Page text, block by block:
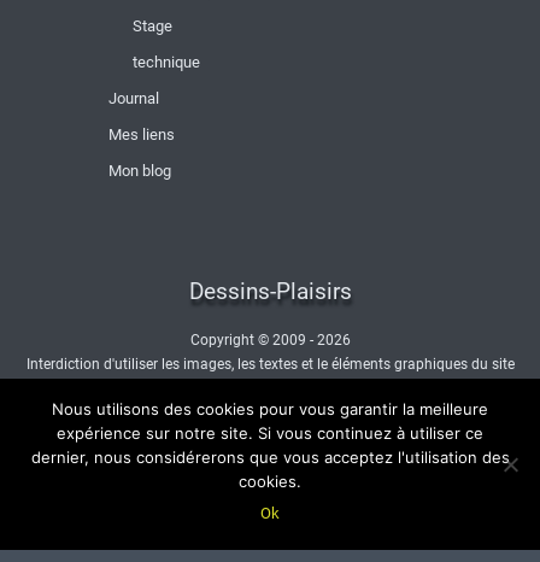
Stage
technique
Journal
Mes liens
Mon blog
Dessins-Plaisirs
Copyright © 2009 - 2026
Interdiction d'utiliser les images, les textes et le éléments graphiques du site
- Nous contacter -
Nous utilisons des cookies pour vous garantir la meilleure
expérience sur notre site. Si vous continuez à utiliser ce
dernier, nous considérerons que vous acceptez l'utilisation des
cookies.
Ok